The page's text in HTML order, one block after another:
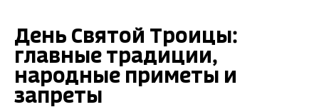
День Святой Троицы:
главные традиции,
народные приметы и
запреты